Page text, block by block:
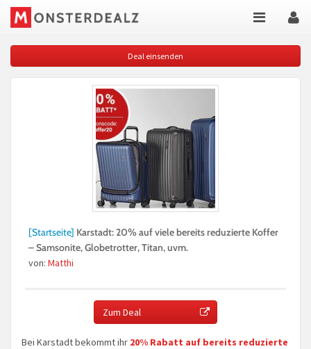
Deal einsenden
[Startseite] Karstadt: 20% auf viele bereits reduzierte Koffer
– Samsonite, Globetrotter, Titan, uvm.
von: Matthi
Zum Deal
Bei Karstadt bekommt ihr 20% Rabatt auf bereits reduzierte